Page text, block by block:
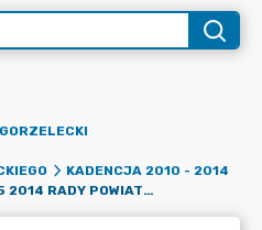
KADENCJA 2010 - 2014
UCHWAŁA NR LV 375 2014 RADY POWIATU ZGORZELECKIEGO Z DNIA 30 PAŹDZIERNIKA 2014 R. W SPRAWIE ZMIAN W BUDŻECIE POWIATU ZGORZELECKIEGO NA 2014 ROK